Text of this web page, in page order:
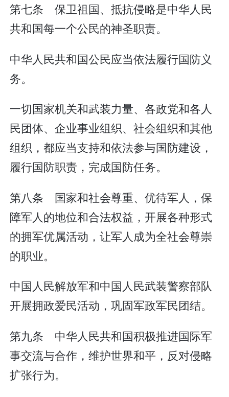
第七条 保卫祖国、抵抗侵略是中华人民
共和国每一个公民的神圣职责。
中华人民共和国公民应当依法履行国防义
务。
一切国家机关和武装力量、各政党和各人
民团体、企业事业组织、社会组织和其他
组织，都应当支持和依法参与国防建设，
履行国防职责，完成国防任务。
第八条 国家和社会尊重、优待军人，保
障军人的地位和合法权益，开展各种形式
的拥军优属活动，让军人成为全社会尊崇
的职业。
中国人民解放军和中国人民武装警察部队
开展拥政爱民活动，巩固军政军民团结。
第九条 中华人民共和国积极推进国际军
事交流与合作，维护世界和平，反对侵略
扩张行为。